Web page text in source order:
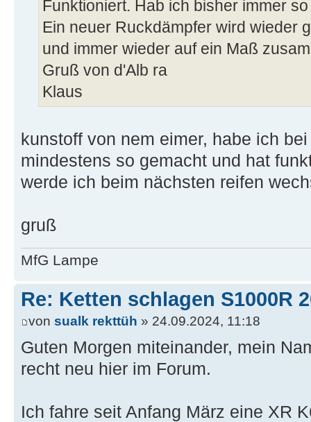
Funktioniert. Hab ich bisher immer
Ein neuer Ruckdämpfer wird wieder
und immer wieder auf ein Maß
Gruß von d'Alb ra
Klaus
kunstoff von nem eimer, habe ich
mindestens so gemacht und hat
werde ich beim nächsten reifen
gruß
MfG Lampe
Re: Ketten schlagen S1000R
von sualk rekttüh » 24.09.2024, 11:18
Guten Morgen miteinander, mein
recht neu hier im Forum.
Ich fahre seit Anfang März eine XR